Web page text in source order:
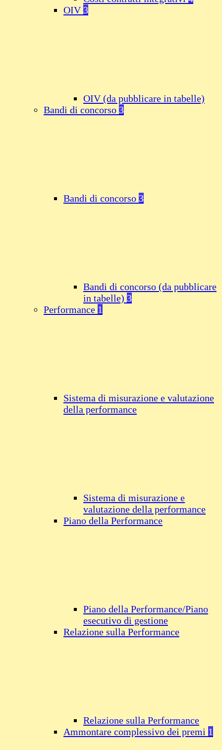
OIV 3
OIV (da pubblicare in tabelle)
Bandi di concorso 3
Bandi di concorso 3
Bandi di concorso (da pubblicare
in tabelle) 3
Performance 1
Sistema di misurazione e valutazione
della performance
Sistema di misurazione e
valutazione della performance
Piano della Performance
Piano della Performance/Piano
esecutivo di gestione
Relazione sulla Performance
Relazione sulla Performance
Ammontare complessivo dei premi 1